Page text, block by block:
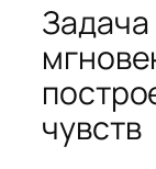
чувств